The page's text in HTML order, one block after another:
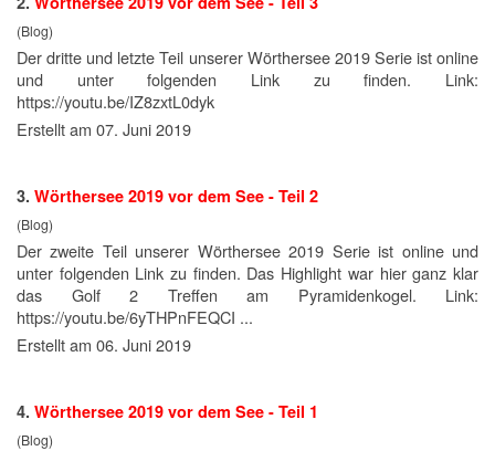
(Blog)
Der dritte und letzte Teil unserer Wörthersee2019Serie ist online
und unter folgenden Link zu finden. Link:
https://youtu.be/IZ8zxtL0dyk
Erstellt am 07. Juni 2019
3. Wörthersee 2019 vor dem See - Teil 2
(Blog)
Der zweite Teil unserer Wörthersee2019 Serie ist online und
unter folgenden Link zu finden. Das Highlight war hier ganz klar
das Golf 2 Treffen am Pyramidenkogel. Link:
https://youtu.be/6yTHPnFEQCI ...
Erstellt am 06. Juni 2019
4. Wörthersee 2019 vor dem See - Teil 1
(Blog)